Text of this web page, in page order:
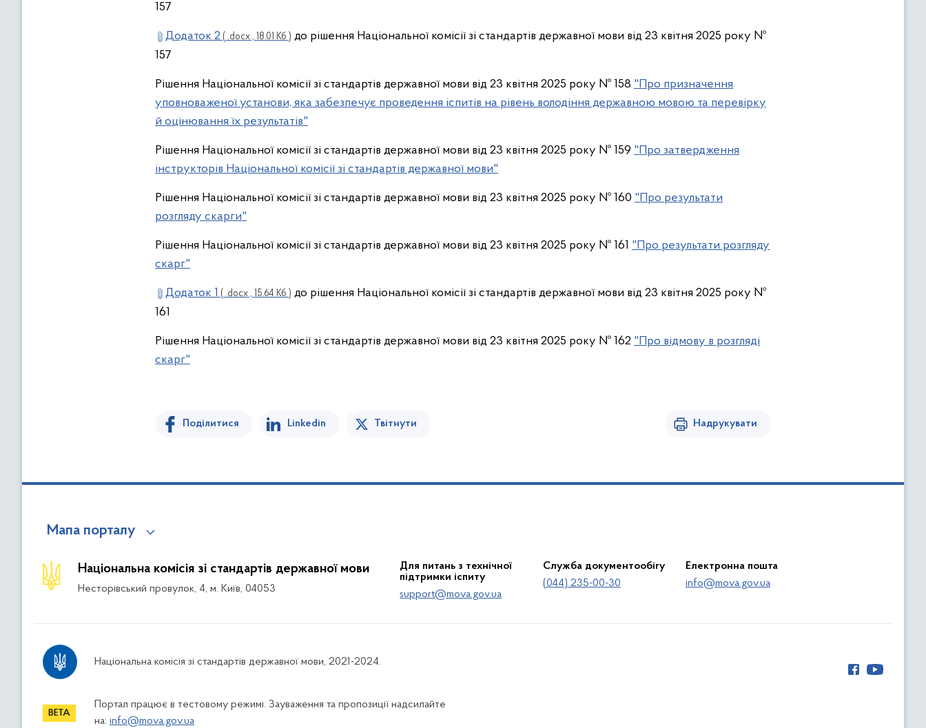
157
Додаток 2 ( .docx , 18.01 Кб ) до рішення Національної комісії зі стандартів державної мови від 23 квітня 2025 року №
157
Рішення Національної комісії зі стандартів державної мови від 23 квітня 2025 року № 158 "Про призначення
уповноваженої установи, яка забезпечує проведення іспитів на рівень володіння державною мовою та перевірку
й оцінювання їх результатів"
Рішення Національної комісії зі стандартів державної мови від 23 квітня 2025 року № 159 "Про затвердження
інструкторів Національної комісії зі стандартів державної мови"
Рішення Національної комісії зі стандартів державної мови від 23 квітня 2025 року № 160 "Про результати
розгляду скарги"
Рішення Національної комісії зі стандартів державної мови від 23 квітня 2025 року № 161 "Про результати розгляду
скарг"
Додаток 1 ( .docx , 15.64 Кб ) до рішення Національної комісії зі стандартів державної мови від 23 квітня 2025 року №
161
Рішення Національної комісії зі стандартів державної мови від 23 квітня 2025 року № 162 "Про відмову в розгляді
скарг"
Поділитися Linkedin Твітнути Надрукувати
Мапа порталу
Національна комісія зі стандартів державної мови
Несторівський провулок, 4, м. Київ, 04053
Для питань з технічної
підтримки іспиту
support@mova.gov.ua
Служба документообігу
(044) 235-00-30
Електронна пошта
info@mova.gov.ua
Національна комісія зі стандартів державної мови, 2021-2024.
Портал працює в тестовому режимі. Зауваження та пропозиції надсилайте
на: info@mova.gov.ua